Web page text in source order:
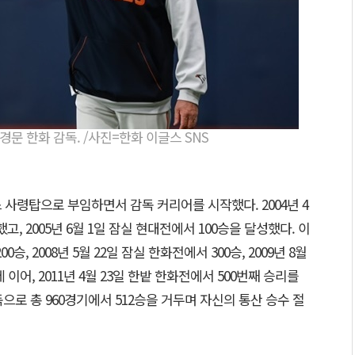
문 한화 감독. /사진=한화 이글스 SNS
령탑으로 부임하면서 감독 커리어를 시작했다. 2004년 4
, 2005년 6월 1일 잠실 현대전에서 100승을 달성했다. 이
승, 2008년 5월 22일 잠실 한화전에서 300승, 2009년 8월
어, 2011년 4월 23일 한밭 한화전에서 500번째 승리를
로 총 960경기에서 512승을 거두며 자신의 통산 승수 절